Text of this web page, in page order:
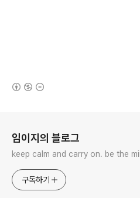
임이지의 블로그
keep calm and carry on. be the
구독하기